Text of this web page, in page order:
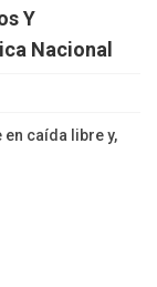
Y
Nacional
caída libre y,